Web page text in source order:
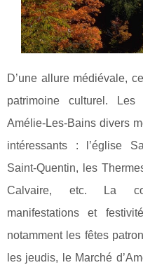
D’une allure médiévale,
patrimoine culturel.
Amélie-Les-Bains divers
intéressants : l’église
Saint-Quentin, les
Calvaire, etc. La
manifestations et
notamment les fêtes
les jeudis, le Marché